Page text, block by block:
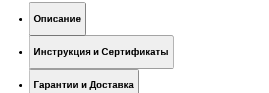
Описание
Инструкция и Сертификаты
Гарантии и Доставка